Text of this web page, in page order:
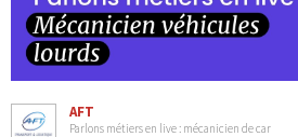
AFT
Parlons métiers en live : mécanicien de car